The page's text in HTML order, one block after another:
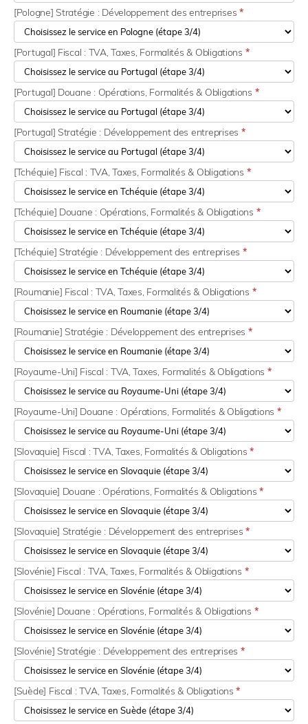
[Pologne] Stratégie : Développement des entreprises *
[Portugal] Fiscal : TVA, Taxes, Formalités & Obligations *
[Portugal] Douane : Opérations, Formalités & Obligations *
[Portugal] Stratégie : Développement des entreprises *
[Tchéquie] Fiscal : TVA, Taxes, Formalités & Obligations *
[Tchéquie] Douane : Opérations, Formalités & Obligations *
[Tchéquie] Stratégie : Développement des entreprises *
[Roumanie] Fiscal : TVA, Taxes, Formalités & Obligations *
[Roumanie] Stratégie : Développement des entreprises *
[Royaume-Uni] Fiscal : TVA, Taxes, Formalités & Obligations *
[Royaume-Uni] Douane : Opérations, Formalités & Obligations *
[Slovaquie] Fiscal : TVA, Taxes, Formalités & Obligations*
[Slovaquie] Douane : Opérations, Formalités & Obligations*
[Slovaquie] Stratégie : Développement des entreprises*
[Slovénie] Fiscal : TVA, Taxes, Formalités & Obligations *
[Slovénie] Douane : Opérations, Formalités & Obligations *
[Slovénie] Stratégie : Développement des entreprises *
[Suède] Fiscal : TVA, Taxes, Formalités & Obligations*